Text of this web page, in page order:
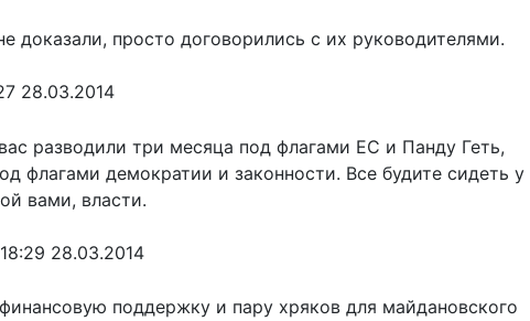
доказали, просто договорились с их руководителями.
28.03.2014
разводили три месяца под флагами ЕС и Панду Геть,
флагами демократии и законности. Все будите сидеть у
вами, власти.
18:29 28.03.2014
поддержку и пару хряков для майдановского